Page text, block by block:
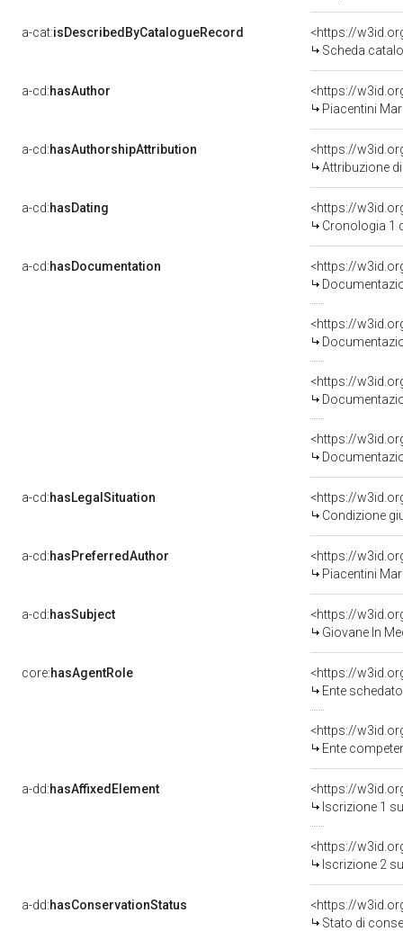
a-cat:isDescribedByCatalogueRecord
<https://
Scheda
a-cd:hasAuthor
<https://
Piacentini
a-cd:hasAuthorshipAttribution
<https://
Attribuzione
a-cd:hasDating
<https://
Cronologia 1
a-cd:hasDocumentation
a-cd:hasLegalSituation
Condizione
a-cd:hasPreferredAuthor
<https://
Piacentini
a-cd:hasSubject
<https://
Giovane In
core:hasAgentRole
<https://
Ente
<https://
Ente
a-dd:hasAffixedElement
<https://
Iscrizione 1
<https://
Iscrizione 2
a-dd:hasConservationStatus
<https://
Stato di